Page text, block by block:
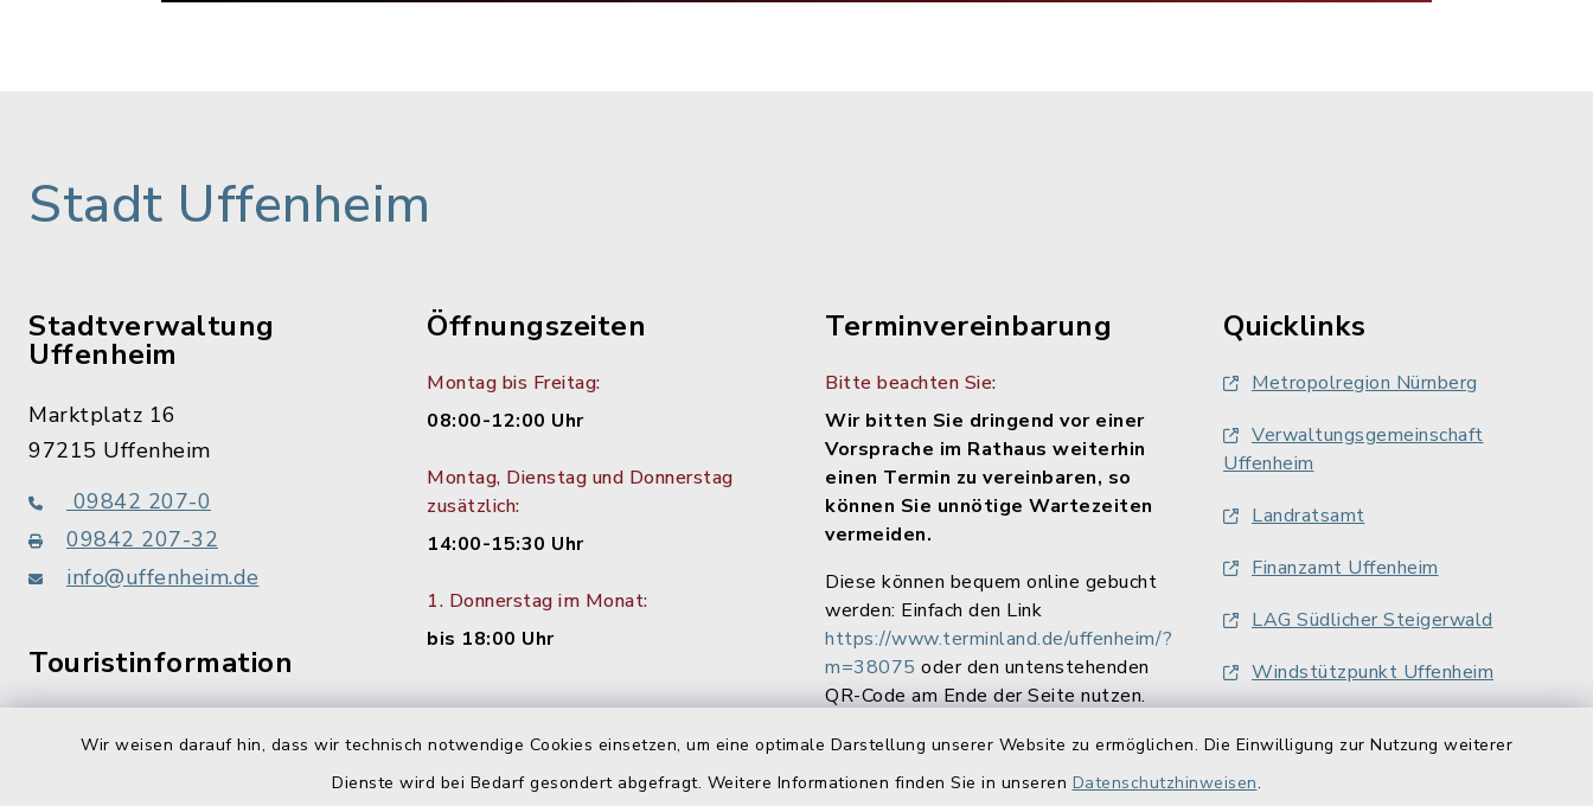
Wir weisen darauf hin, dass wir technisch notwendige Cookies einsetzen, um eine optimale Darstellung unserer Website zu ermöglichen. Die Einwilligung zur Nutzung weiterer
Dienste wird bei Bedarf gesondert abgefragt. Weitere Informationen finden Sie in unseren Datenschutzhinweisen.
Stadt Uffenheim
Stadtverwaltung
Uffenheim
Marktplatz 16
97215 Uffenheim
09842 207-0
09842 207-32
info@uffenheim.de
Touristinformation
Öffnungszeiten
Montag bis Freitag:
08:00-12:00 Uhr
Montag, Dienstag und Donnerstag
zusätzlich:
14:00-15:30 Uhr
1. Donnerstag im Monat:
bis 18:00 Uhr
Terminvereinbarung
Bitte beachten Sie:
Wir bitten Sie dringend vor einer
Vorsprache im Rathaus weiterhin
einen Termin zu vereinbaren, so
können Sie unnötige Wartezeiten
vermeiden.
Diese können bequem online gebucht
werden: Einfach den Link
https://www.terminland.de/uffenheim/?
m=38075 oder den untenstehenden
QR-Code am Ende der Seite nutzen.
Quicklinks
Metropolregion Nürnberg
Verwaltungsgemeinschaft
Uffenheim
Landratsamt
Finanzamt Uffenheim
LAG Südlicher Steigerwald
Windstützpunkt Uffenheim